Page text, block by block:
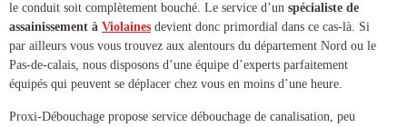
le conduit soit complètement bouché. Le service d’un spécialiste de
assainissement à Violaines devient donc primordial dans ce cas-là. Si
par ailleurs vous vous trouvez aux alentours du département Nord ou le
Pas-de-calais, nous disposons d’une équipe d’experts parfaitement
équipés qui peuvent se déplacer chez vous en moins d’une heure.
Proxi-Débouchage propose service débouchage de canalisation , peu